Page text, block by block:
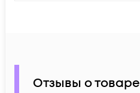
Отзывы о товаре